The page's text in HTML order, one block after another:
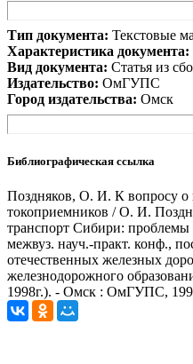
Тип документа: Текстовые
Характеристика документа:
Вид документа: Статья из
Издательство: ОмГУПС
Город издательства: Омск
Библиографическая ссылка
Поздняков, О. И. К вопросу
токоприемников / О. И.
транспорт Сибири:
межвуз. науч.-практ. конф.,
отечественных железных
железнодорожного
1998г.). - Омск : ОмГУПС,